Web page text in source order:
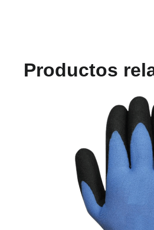
Productos